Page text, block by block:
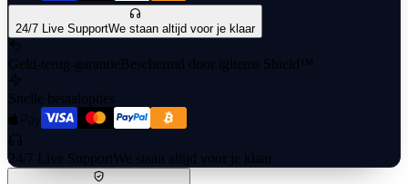
24/7 Live SupportWe staan altijd voor je klaar
Geld-terug-garantieBeschermd door igitems Shield™
Snelle betaalopties
24/7 Live SupportWe staan altijd voor je klaar